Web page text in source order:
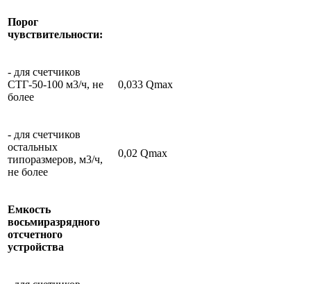
Порог
чувствительности:
- для счетчиков
СТГ-50-100 м3/ч, не
более
0,033 Qmax
- для счетчиков
остальных
типоразмеров, м3/ч,
не более
0,02 Qmax
Емкость
восьмиразрядного
отсчетного
устройства